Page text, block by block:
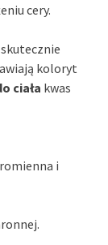
cery.
koloryt
ciała kwas
i